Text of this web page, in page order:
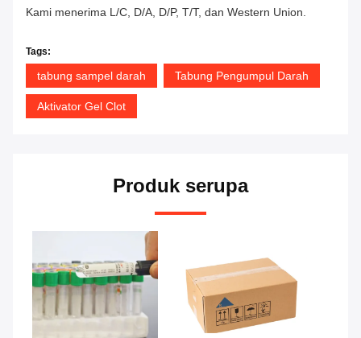
Kami menerima L/C, D/A, D/P, T/T, dan Western Union.
Tags:
tabung sampel darah Tabung Pengumpul Darah
Aktivator Gel Clot
Produk serupa